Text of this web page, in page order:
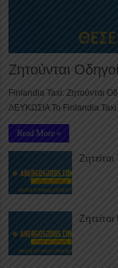
Ζητούνται
Finlandia Taxi: Ζητούνται
ΛΕΥΚΩΣΙΑ Το Finlandia Taxi
Read More »
Ζητείται